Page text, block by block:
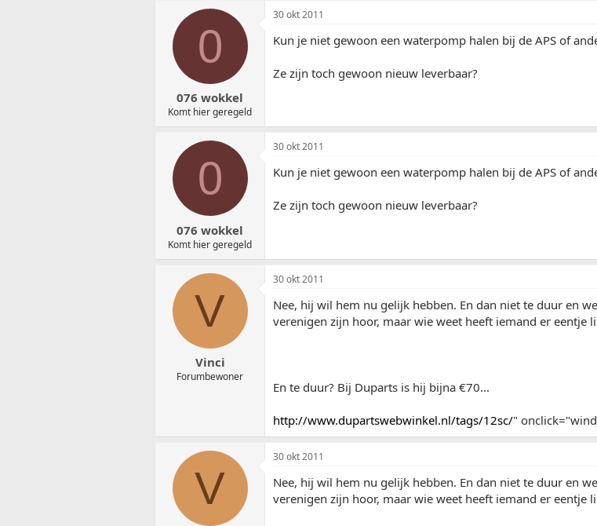
0
076 wokkel
Komt hier geregeld
30 okt 2011
Kun je niet gewoon een waterpomp halen bij de APS of
Ze zijn toch gewoon nieuw leverbaar?
0
076 wokkel
Komt hier geregeld
30 okt 2011
Kun je niet gewoon een waterpomp halen bij de APS of
Ze zijn toch gewoon nieuw leverbaar?
V
Vinci
Forumbewoner
30 okt 2011
Nee, hij wil hem nu gelijk hebben. En dan niet te duur en
verenigen zijn hoor, maar wie weet heeft iemand er eentje
En te duur? Bij Duparts is hij bijna €70...
http://www.dupartswebwinkel.nl/tags/12sc/"
V
30 okt 2011
Nee, hij wil hem nu gelijk hebben. En dan niet te duur en
verenigen zijn hoor, maar wie weet heeft iemand er eentje